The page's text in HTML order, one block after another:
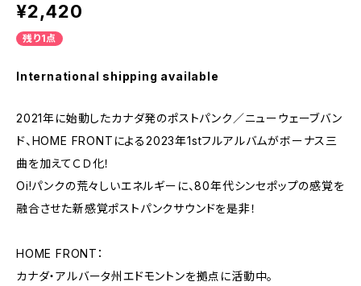
¥2,420
残り1点
International shipping available
2021年に始動したカナダ発のポストパンク／ニューウェーブバン
ド、HOME FRONTによる2023年1stフルアルバムがボーナス三
曲を加えてＣＤ化！
Oi!パンクの荒々しいエネルギーに、80年代シンセポップの感覚を
融合させた新感覚ポストパンクサウンドを是非！
HOME FRONT：
カナダ・アルバータ州エドモントンを拠点に活動中。